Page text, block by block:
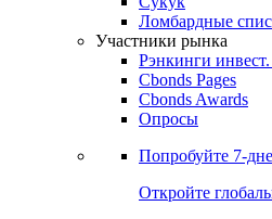
Ломбардные
Участники рынка
Рэнкинги
Cbonds Pages
Cbonds Awards
Опросы
Попробуйте 7-
Откройте